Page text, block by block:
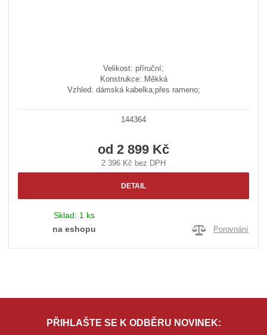
Velikost: příruční;
Konstrukce: Měkká
Vzhled: dámská kabelka;přes rameno;
144364
od 2 899 Kč
2 396 Kč bez DPH
DETAIL
Sklad: 1 ks
na eshopu
Porovnání
PŘIHLAŠTE SE K ODBĚRU NOVINEK: